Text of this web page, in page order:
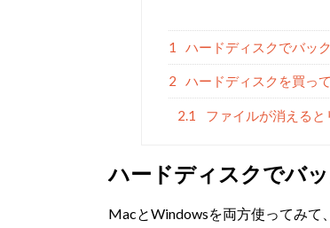
1 ハードディスクでバッ
2 ハードディスクを買っ
2.1 ファイルが消える
ハードディスクでバ
MacとWindowsを両方使ってみて、